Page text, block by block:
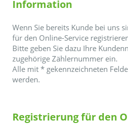
Information
Wenn Sie bereits Kunde bei uns
für den Online-Service
Bitte geben Sie dazu Ihre
zugehörige Zählernummer ein.
Alle mit * gekennzeichneten
werden.
Registrierung für den